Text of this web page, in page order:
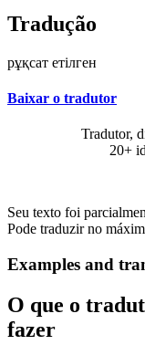
Tradução
рұқсат етілген
Baixar o tradutor
Tradutor,
20+
Seu texto foi
Pode traduzir no
Examples and
O que o
fazer